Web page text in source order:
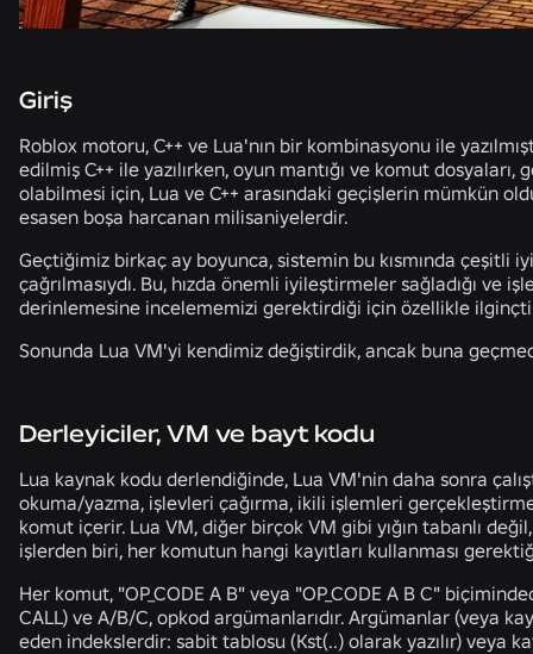
Giriş
Roblox motoru, C++ ve Lua'nın bir kombinasyonu ile
edilmiş C++ ile yazılırken, oyun mantığı ve komut dosyaları,
olabilmesi için, Lua ve C++ arasındaki geçişlerin mümkün
esasen boşa harcanan milisaniyelerdir.
Geçtiğimiz birkaç ay boyunca, sistemin bu kısmında çeşitli
çağrılmasıydı. Bu, hızda önemli iyileştirmeler sağladığı ve
derinlemesine incelememizi gerektirdiği için özellikle
Sonunda Lua VM'yi kendimiz değiştirdik, ancak buna
Derleyiciler, VM ve bayt kodu
Lua kaynak kodu derlendiğinde, Lua VM'nin daha sonra
okuma/yazma, işlevleri çağırma, ikili işlemleri
komut içerir. Lua VM, diğer birçok VM gibi yığın tabanlı
işlerden biri, her komutun hangi kayıtları kullanması
Her komut, "OP_CODE A B" veya "OP_CODE A B C"
CALL) ve A/B/C, opkod argümanlarıdır. Argümanlar (veya
eden indekslerdir: sabit tablosu (Kst(..) olarak yazılır) veya